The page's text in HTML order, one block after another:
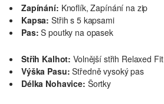
Zapínání: Knoflík, Zapínání na zip
Kapsa: Střih s 5 kapsami
Pas: S poutky na opasek
Střih Kalhot: Volnější střih Relaxed Fit
Výška Pasu: Středně vysoký pas
Délka Nohavice: Šortky